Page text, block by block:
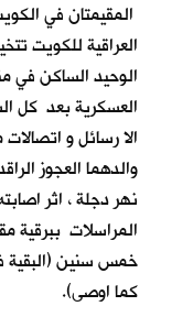
المقيمتان في
العراقية للكويت
الوحيد الساكن في
العسكرية بعد كل
الا رسائل و
والدهما العجوز
نهر دجلة ، اثر
المراسلات ببرقية
خمس سنين (البقية
كما اوصى).